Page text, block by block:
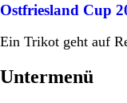
Ostfriesland Cup
Ein Trikot geht auf
Untermenü